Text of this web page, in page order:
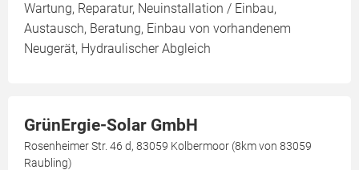
Wartung, Reparatur, Neuinstallation / Einbau,
Austausch, Beratung, Einbau von vorhandenem
Neugerät, Hydraulischer Abgleich
GrünErgie-Solar GmbH
Rosenheimer Str. 46 d, 83059 Kolbermoor (8km von 83059
Raubling)